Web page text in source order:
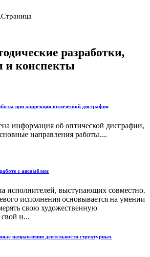
разработки,
и конспекты
при коррекции оптической дисграфии
информация об оптической дисграфии,
направления работы....
с ансамблем
исполнителей, выступающих совместно.
исполнения основывается на умении
свою художественную
и...
направления деятельности структурных